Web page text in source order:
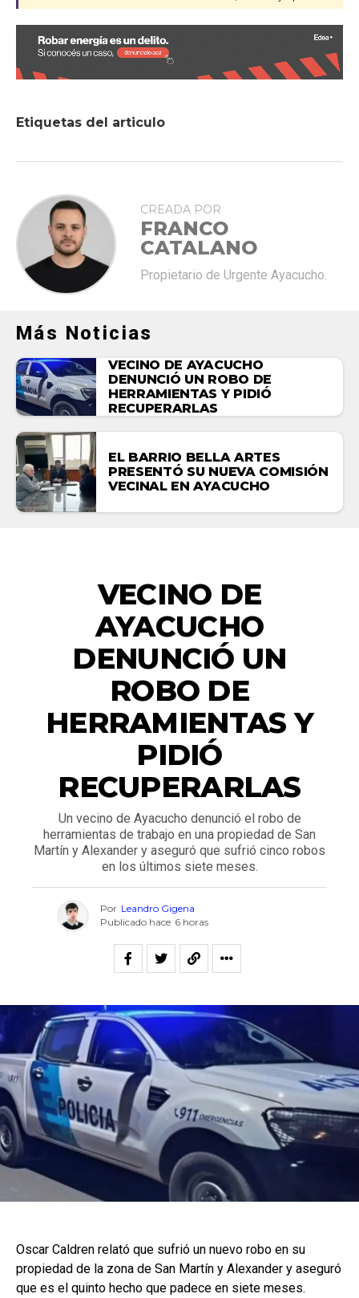
Etiquetas del articulo
CREADA POR
FRANCO
CATALANO
Propietario de Urgente Ayacucho.
Más Noticias
VECINO DE AYACUCHO
DENUNCIÓ UN ROBO DE
HERRAMIENTAS Y PIDIÓ
RECUPERARLAS
EL BARRIO BELLA ARTES
PRESENTÓ SU NUEVA COMISIÓN
VECINAL EN AYACUCHO
VECINO DE
AYACUCHO
DENUNCIÓ UN
ROBO DE
HERRAMIENTAS Y
PIDIÓ
RECUPERARLAS
Un vecino de Ayacucho denunció el robo de
herramientas de trabajo en una propiedad de San
Martín y Alexander y aseguró que sufrió cinco robos
en los últimos siete meses.
Por Leandro Gigena
Publicado hace 6 horas
Oscar Caldren relató que sufrió un nuevo robo en su
propiedad de la zona de San Martín y Alexander y aseguró
que es el quinto hecho que padece en siete meses.